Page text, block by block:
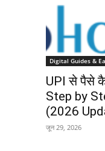
Digital Guides &
UPI से पैसे
Step by
(2026
जून 29, 2026